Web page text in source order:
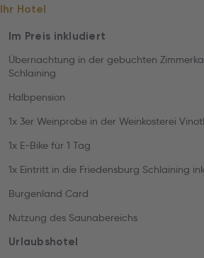
Ihr Hotel
Im Preis inkludiert
Übernachtung in der gebuchten
Schlaining
Halbpension
1x 3er Weinprobe in der Weinkosterei
1x E-Bike für 1 Tag
1x Eintritt in die Friedensburg Schlaining
Burgenland Card
Nutzung des Saunabereichs
Urlaubshotel